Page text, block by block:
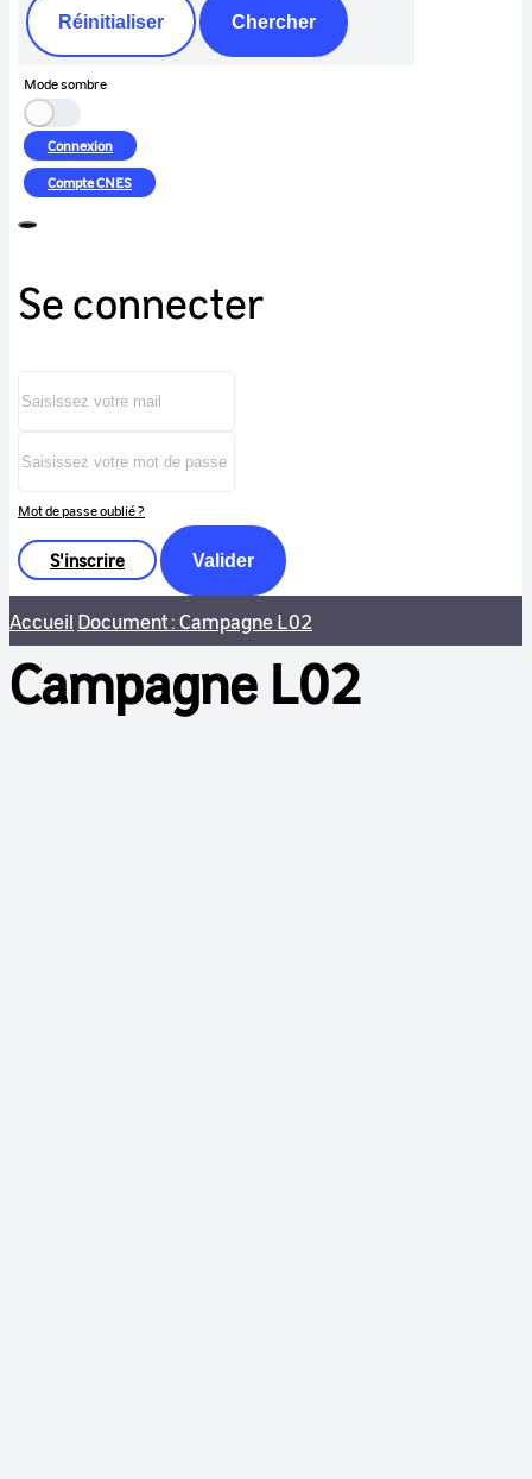
Réinitialiser Chercher
Mode sombre
Connexion
CompteCNES
Se connecter
Mot de passe oublié ?
S'inscrire Valider
Accueil Document : Campagne L02
Campagne L02